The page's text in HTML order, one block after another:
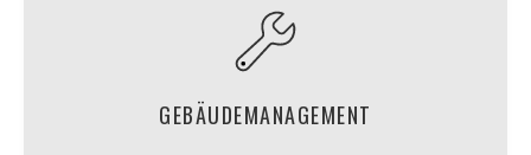
GEBÄUDEMANAGEMENT
Ihr kompletter Hausmeisterservice aus
einer Hand, zuverlässig und von hoher